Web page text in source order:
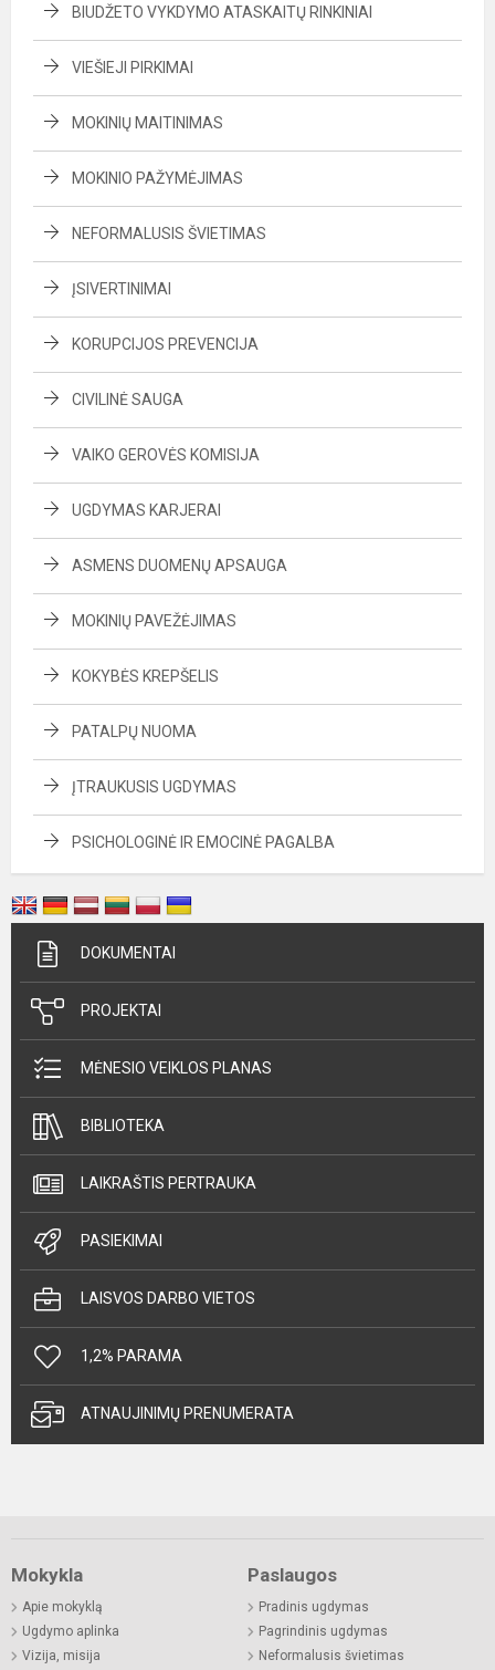
BIUDŽETO VYKDYMO ATASKAITŲ RINKINIAI
VIEŠIEJI PIRKIMAI
MOKINIŲ MAITINIMAS
MOKINIO PAŽYMĖJIMAS
NEFORMALUSIS ŠVIETIMAS
ĮSIVERTINIMAI
KORUPCIJOS PREVENCIJA
CIVILINĖ SAUGA
VAIKO GEROVĖS KOMISIJA
UGDYMAS KARJERAI
ASMENS DUOMENŲ APSAUGA
MOKINIŲ PAVEŽĖJIMAS
KOKYBĖS KREPŠELIS
PATALPŲ NUOMA
ĮTRAUKUSIS UGDYMAS
PSICHOLOGINĖ IR EMOCINĖ PAGALBA
DOKUMENTAI
PROJEKTAI
MĖNESIO VEIKLOS PLANAS
BIBLIOTEKA
LAIKRAŠTIS PERTRAUKA
PASIEKIMAI
LAISVOS DARBO VIETOS
1,2% PARAMA
ATNAUJINIMŲ PRENUMERATA
Mokykla
Apie mokyklą
Ugdymo aplinka
Vizija, misija
Paslaugos
Pradinis ugdymas
Pagrindinis ugdymas
Neformalusis švietimas